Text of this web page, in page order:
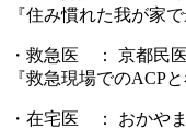
『住み慣れた我が家で
・救急医 ： 京都
『救急現場でのACP
・在宅医 ： おか